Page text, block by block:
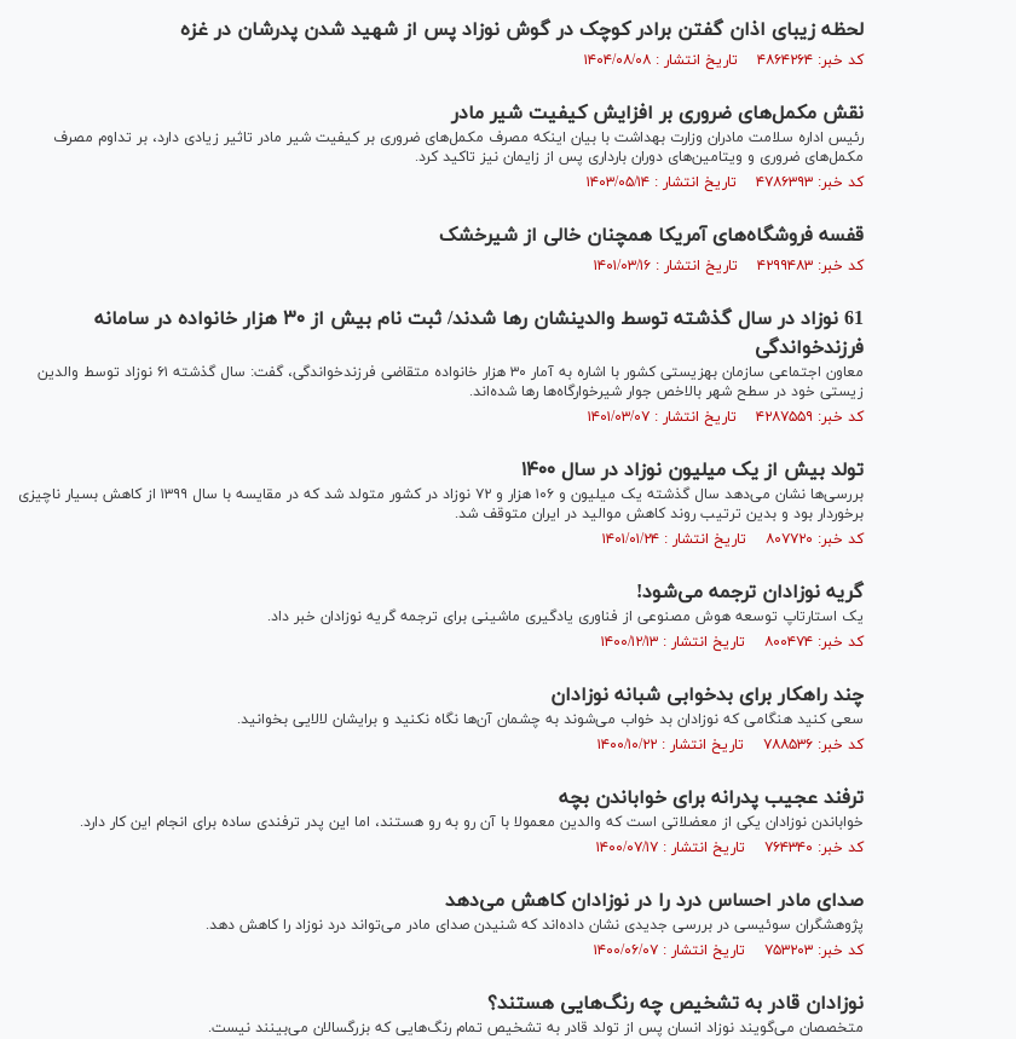
لحظه زیبای اذان گفتن برادر کوچک در گوش نوزاد پس از شهید شدن پدرشان در غزه
کد خبر: ۴۸۶۴۲۶۴ تاریخ انتشار : ۱۴۰۴/۰۸/۰۸
نقش مکمل‌های ضروری بر افزایش کیفیت شیر مادر
رئیس اداره سلامت مادران وزارت بهداشت با بیان اینکه مصرف مکمل‌های ضروری بر کیفیت شیر مادر تاثیر زیادی دارد، بر تداوم مصرف
مکمل‌های ضروری و ویتامین‌های دوران بارداری پس از زایمان نیز تاکید کرد.
کد خبر: ۴۷۸۶۳۹۳ تاریخ انتشار : ۱۴۰۳/۰۵/۱۴
قفسه‌ فروشگاه‌های آمریکا همچنان خالی از شیرخشک
کد خبر: ۴۲۹۹۴۸۳ تاریخ انتشار : ۱۴۰۱/۰۳/۱۶
61 نوزاد در سال گذشته توسط والدینشان رها شدند/ ثبت نام بیش از ۳۰ هزار خانواده در سامانه
فرزندخواندگی
معاون اجتماعی سازمان بهزیستی کشور با اشاره به آمار ۳۰ هزار خانواده متقاضی فرزندخواندگی، گفت: سال گذشته ۶۱ نوزاد توسط والدین
زیستی خود در سطح شهر بالاخص جوار شیرخوارگاه‌ها رها شده‌اند.
کد خبر: ۴۲۸۷۵۵۹ تاریخ انتشار : ۱۴۰۱/۰۳/۰۷
تولد بیش از یک میلیون نوزاد در سال ۱۴۰۰
بررسی‌ها نشان می‌دهد سال گذشته یک میلیون و ۱۰۶ هزار و ۷۲ نوزاد در کشور متولد شد که در مقایسه با سال ۱۳۹۹ از کاهش بسیار ناچیزی
برخوردار بود و بدین ترتیب روند کاهش موالید در ایران متوقف شد.
کد خبر: ۸۰۷۷۲۰ تاریخ انتشار : ۱۴۰۱/۰۱/۲۴
گریه نوزادان ترجمه می‌شود!
یک استارتاپ توسعه هوش مصنوعی از فناوری یادگیری ماشینی برای ترجمه گریه نوزادان خبر داد.
کد خبر: ۸۰۰۴۷۴ تاریخ انتشار : ۱۴۰۰/۱۲/۱۳
چند راهکار برای بدخوابی شبانه‎ نوزادان
سعی کنید هنگامی که نوزادان بد خواب می‌شوند به چشمان آن‌ها نگاه نکنید و برایشان لالایی بخوانید.
کد خبر: ۷۸۸۵۳۶ تاریخ انتشار : ۱۴۰۰/۱۰/۲۲
ترفند عجیب پدرانه برای خواباندن بچه
خواباندن نوزادان یکی از معضلاتی است که والدین معمولا با آن رو به رو هستند، اما این پدر ترفندی ساده برای انجام این کار دارد.
کد خبر: ۷۶۴۳۴۰ تاریخ انتشار : ۱۴۰۰/۰۷/۱۷
صدای مادر احساس درد را در نوزادان کاهش می‌دهد
پژوهشگران سوئیسی در بررسی جدیدی نشان داده‌اند که شنیدن صدای مادر می‌تواند درد نوزاد را کاهش دهد.
کد خبر: ۷۵۳۲۰۳ تاریخ انتشار : ۱۴۰۰/۰۶/۰۷
نوزادان قادر به تشخیص چه رنگ‌هایی هستند؟
متخصصان می‌گویند نوزاد انسان پس از تولد قادر به تشخیص تمام رنگ‌هایی که بزرگسالان می‌بینند نیست.